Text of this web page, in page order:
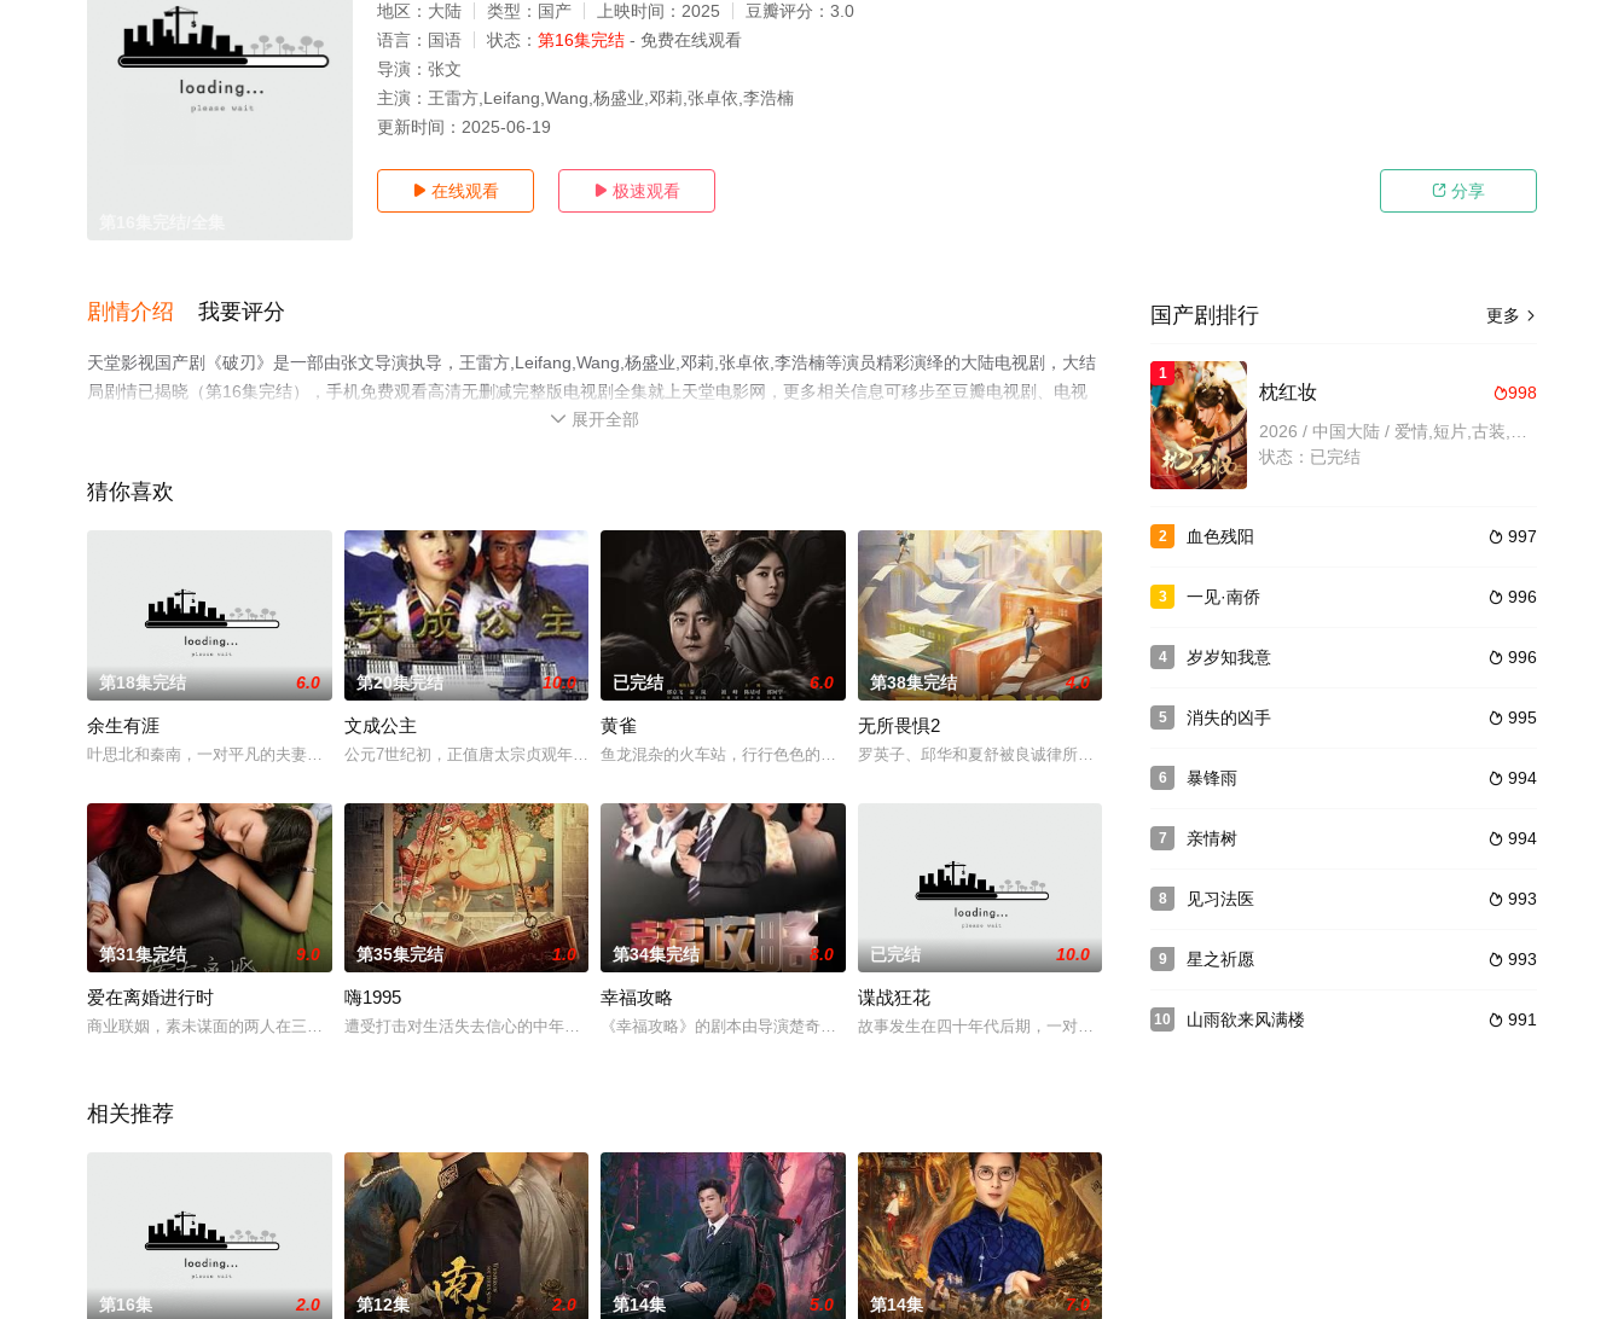
地区： 大陆 类型： 国产 上映时间： 2025 豆瓣评分： 3.0
语言： 国语 状态： 第16集完结 - 免费在线观看
导演： 张文
主演： 王雷方,Leifang,Wang,杨盛业,邓莉,张卓依,李浩楠
更新时间： 2025-06-19
 在线观看  极速观看  分享
剧情介绍 我要评分
天堂影视国产剧《破刃》是一部由张文导演执导，王雷方,Leifang,Wang,杨盛业,邓莉,张卓依,李浩楠等演员精彩演绎的大陆电视剧，大结
局剧情已揭晓（第16集完结），手机免费观看高清无删减完整版电视剧全集就上天堂电影网，更多相关信息可移步至豆瓣电视剧、电视
 展开全部
猜你喜欢
第18集完结 6.0
余生有涯
叶思北和秦南，一对平凡的夫妻，因为一场突如其来的侵犯而变得支离破碎。绝望之后彼此的陪伴和互助，能否让他们重新面对原生家庭、面
第20集完结 10.0
文成公主
公元7世纪初，正值唐太宗贞观年间。此时，雪域高原的第32代赞普松赞干布完成了统一各部族的大业，建立了吐蕃王朝，他派使臣向唐请
已完结 6.0
黄雀
鱼龙混杂的火车站，行行色色的警匪小人物。每一副不起眼的皮囊之下，不仅各有神通，更有各自的隐秘往事。没有人是完美作案者，亦没有
第38集完结 4.0
无所畏惧2
罗英子、邱华和夏舒被良诚律所扫地出门了。罗英子怀疑此事与她正在帮梅大梁查的一桩旧案有关。为了生存
第31集完结 9.0
爱在离婚进行时
商业联姻，素未谋面的两人在三年后都有意解除这段没有爱情的婚姻，阴差阳错多次相约末成，却因一次意外发生了亲密关系。两人再次相遇
第35集完结 1.0
嗨1995
遭受打击对生活失去信心的中年男子张大宝（张维伊 饰），意外回到年轻时的1995年，遇到了22岁的自己，在经历了一系列碰撞之后
第34集完结 8.0
幸福攻略
《幸福攻略》的剧本由导演楚奇和才女演员王烟蒙共同创作，讲述的是一对本想安度幸福晚年的退休老中医夫妻，因为子女的问题不胜其扰，
已完结 10.0
谍战狂花
故事发生在四十年代后期，一对情人也是一对仇人，为达个人目的，分别利用郑可玉…… 潜伏下来的军统特务
相关推荐
第16集 2.0 第12集 2.0 第14集 5.0 第14集 7.0
更多 
国产剧排行
1
998
枕红妆
状态：已完结
2  997
血色残阳
3  996
一见·南侨
4  996
岁岁知我意
5  995
消失的凶手
6  994
暴锋雨
7  994
亲情树
8  993
见习法医
9  993
星之祈愿
10  991
山雨欲来风满楼